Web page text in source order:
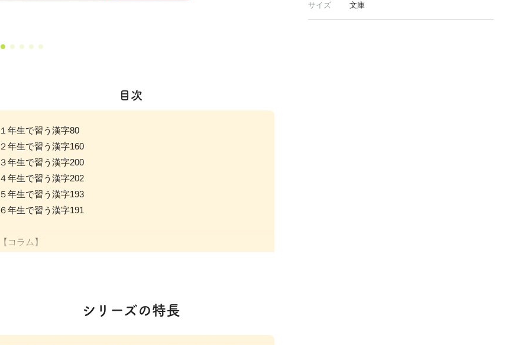
サイズ 文庫
目次
１年生で習う漢字80
２年生で習う漢字160
３年生で習う漢字200
４年生で習う漢字202
５年生で習う漢字193
６年生で習う漢字191
【コラム】
シリーズの特長